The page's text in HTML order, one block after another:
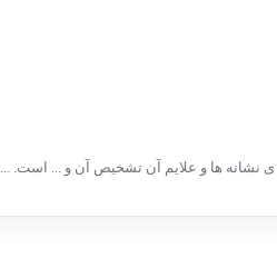
ی نشانه ها و علایم آن تشخیص آن و ... است. ...